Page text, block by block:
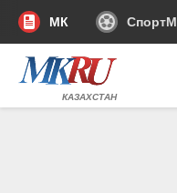
МК
КАЗАХСТАН